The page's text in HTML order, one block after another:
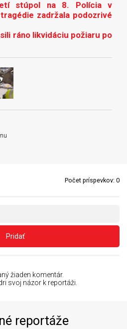
stúpol na 8. Polícia v
zadržala podozrivé
ráno likvidáciu požiaru po
Počet príspevkov: 0
Pridať
žiaden komentár.
svoj názor k reportáži.
reportáže